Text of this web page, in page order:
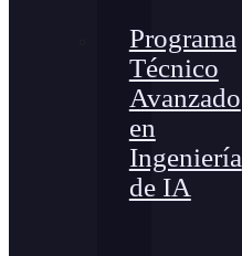
Programa
Técnico
Avanzado
en
Ingeniería
de IA